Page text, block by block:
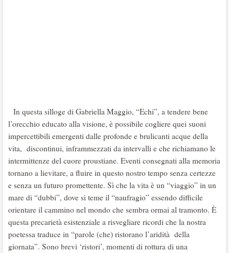
In questa silloge di Gabriella Maggio, “Echi”, a tendere bene
l’orecchio educato alla visione, è possibile cogliere quei suoni
impercettibili emergenti dalle profonde e brulicanti acque della
vita, discontinui, inframmezzati da intervalli e che richiamano le
intermittenze del cuore proustiane. Eventi consegnati alla memoria
tornano a lievitare, a fluire in questo nostro tempo senza certezze
e senza un futuro promettente. Sì che la vita è un “viaggio” in un
mare di “dubbi”, dove si teme il “naufragio” essendo difficile
orientare il cammino nel mondo che sembra ormai al tramonto. È
questa precarietà esistenziale a risvegliare ricordi che la nostra
poetessa traduce in “parole (che) ristorano l’aridità della
giornata”. Sono brevi ‘ristori’, momenti di rottura di una